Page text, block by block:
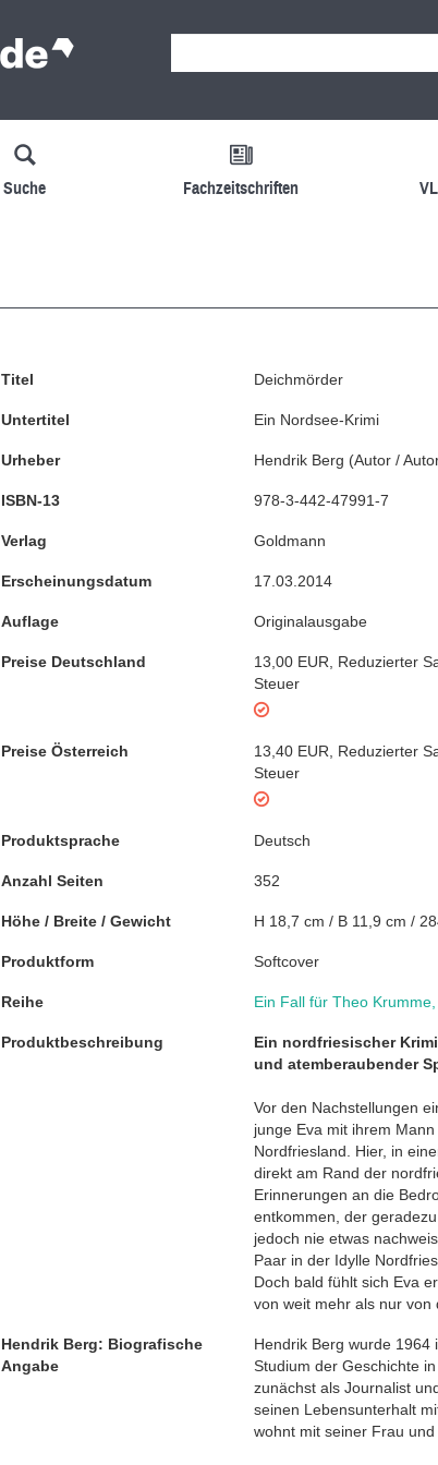
Suche Fachzeitschriften
Titel Deichmörder
Untertitel Ein Nordsee-Krimi
Urheber Hendrik Berg (Autor /
ISBN-13 978-3-442-47991-7
Verlag Goldmann
Erscheinungsdatum 17.03.2014
Auflage Originalausgabe
Preise Deutschland 13,00 EUR Reduzierter
Steuer
Preise Österreich 13,40 EUR Reduzierter
Steuer
Produktsprache Deutsch
Anzahl Seiten 352
Höhe / Breite / Gewicht H 18,7 cm / B 11,9 cm /
Produktform Softcover
Reihe Ein Fall für Theo Krumme
Produktbeschreibung
Ein nordfriesischer
und atemberaubender
Vor den Nachstellungen
junge Eva mit ihrem
Nordfriesland. Hier, in
direkt am Rand der
Erinnerungen an die
entkommen, der
jedoch nie etwas
Paar in der Idylle
Doch bald fühlt sich Eva
von weit mehr als nur von
Hendrik Berg: Biografische
Angabe
Hendrik Berg wurde 1964
Studium der Geschichte
zunächst als Journalist
seinen Lebensunterhalt
wohnt mit seiner Frau